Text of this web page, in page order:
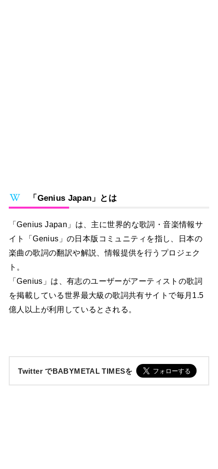
「Genius Japan」とは
「Genius Japan」は、主に世界的な歌詞・音楽情報サ
イト「Genius」の日本版コミュニティを指し、日本の
楽曲の歌詞の翻訳や解説、情報提供を行うプロジェク
ト。
「Genius」は、有志のユーザーがアーティストの歌詞
を掲載している世界最大級の歌詞共有サイトで毎月1.5
億人以上が利用しているとされる。
Twitter でBABYMETAL TIMESを